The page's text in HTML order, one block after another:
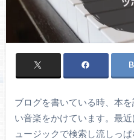
ブログを書いている時、本
い音楽をかけています。最
ュージックで検索し流しっぱ